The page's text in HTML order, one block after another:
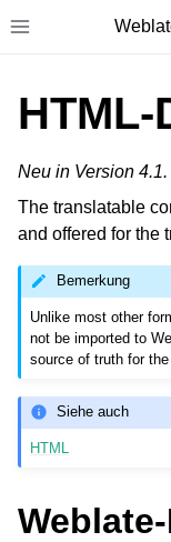
Toggle site
HTML-
Neu in Version 4.1.
The translatable
and offered for the
Bemerkung
Unlike most other
not be imported to
source of truth for
Siehe auch
HTML